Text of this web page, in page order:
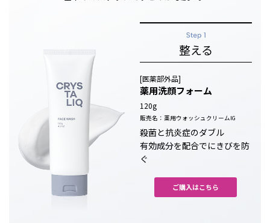
整える
[医薬部外品]
薬用洗顔フォーム
120g
販売名：薬用ウォッシュクリームIG
殺菌と抗炎症のダブル
有効成分を配合でにきびを防
ぐ
ご購入はこちら